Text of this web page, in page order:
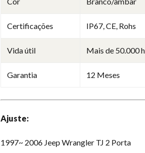
Certificações IP67, CE, Rohs
Vida útil Mais de 50.000
Garantia 12 Meses
Ajuste:
1997~ 2006 Jeep Wrangler TJ 2 Porta